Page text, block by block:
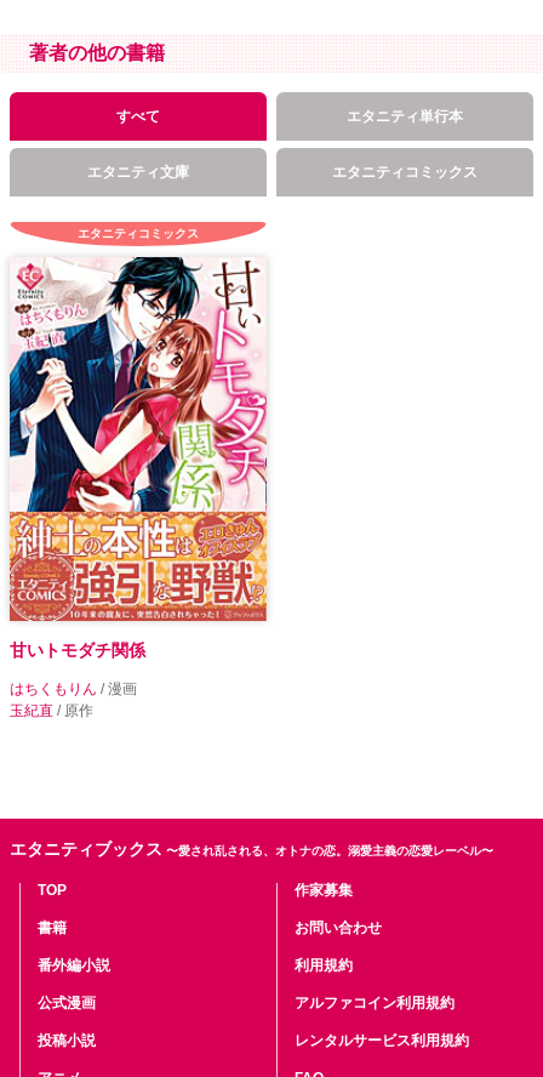
著者の他の書籍
すべて エタニティ単行本
エタニティ文庫 エタニティコミックス
エタニティコミックス
甘いトモダチ関係
はちくもりん / 漫画
玉紀直 / 原作
エタニティブックス 〜愛され乱される、オトナの恋。溺愛主義の恋愛レーベル〜
TOP
書籍
番外編小説
公式漫画
投稿小説
作家募集
お問い合わせ
利用規約
アルファコイン利用規約
レンタルサービス利用規約